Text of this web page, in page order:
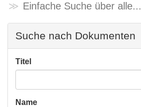
Einfache Suche über alle...
Suche nach Dokumenten
Titel
Name